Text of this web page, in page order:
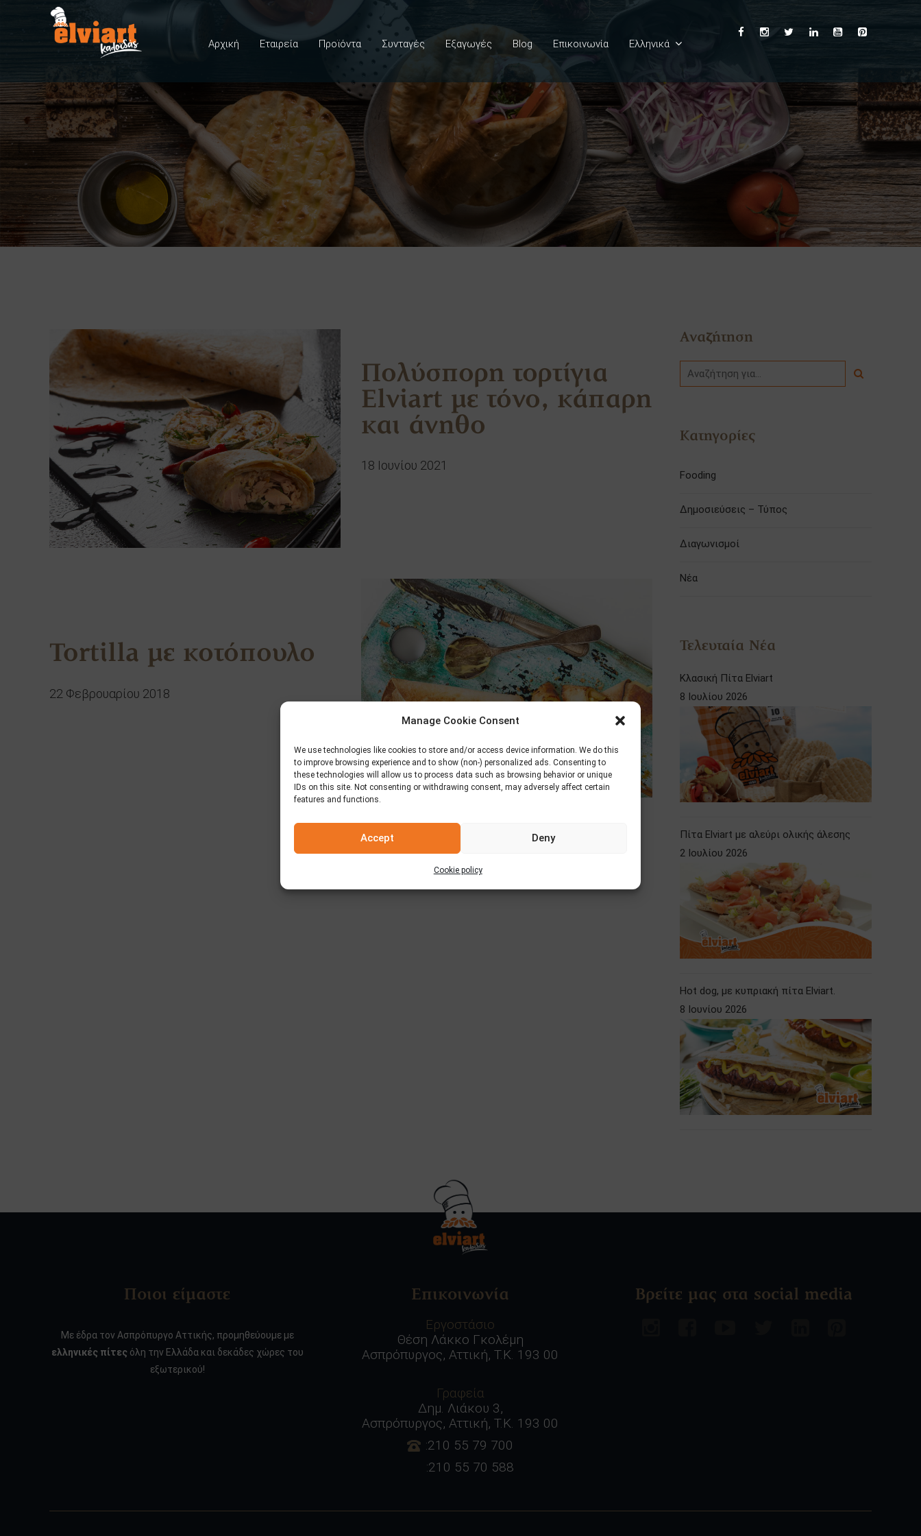
Manage Cookie Consent
We use technologies like cookies to store and/or access device information. We do this
to improve browsing experience and to show (non-) personalized ads. Consenting to
these technologies will allow us to process data such as browsing behavior or unique
IDs on this site. Not consenting or withdrawing consent, may adversely affect certain
features and functions.
Accept Deny
Cookie policy
Αρχική Εταιρεία Προϊόντα Συνταγές Εξαγωγές Blog Επικοινωνία Ελληνικά
English
Deutsch
Français
Español
Italiano
Πολύσπορη τορτίγια
Elviart με τόνο, κάπαρη
και άνηθο
18 Ιουνίου 2021
Tortilla με κοτόπουλο
22 Φεβρουαρίου 2018
Αναζήτηση
Κατηγορίες
Fooding
Δημοσιεύσεις – Τύπος
Διαγωνισμοί
Νέα
Τελευταία Νέα
Κλασική Πίτα Elviart
8 Ιουλίου 2026
Πίτα Elviart με αλεύρι ολικής άλεσης
2 Ιουλίου 2026
Hot dog, με κυπριακή πίτα Elviart.
8 Ιουνίου 2026
Ποιοι είμαστε
Με έδρα τον Ασπρόπυργο Αττικής, προμηθεύουμε με
ελληνικές πίτεςόλη την Ελλάδα και δεκάδες χώρες του
εξωτερικού!
Επικοινωνία
Εργοστάσιο
Θέση Λάκκο Γκολέμη
Ασπρόπυργος, Αττική, Τ.Κ. 193 00
Γραφεία
Δημ. Λιάκου 3,
Ασπρόπυργος, Αττική, Τ.Κ. 193 00
:210 55 79 700
:210 55 70 588
Βρείτε μας στα social media